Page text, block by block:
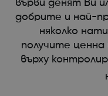
върви денят Ви
добрите и най-
няколко
получите
върху